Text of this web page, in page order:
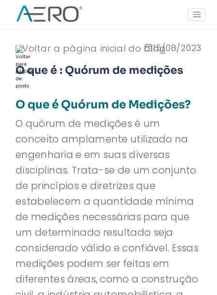
15/08/2023
Voltar a página inicial do blog
O que é : Quórum de medições
O que é Quórum de Medições?
O quórum de medições é um
conceito amplamente utilizado na
engenharia e em suas diversas
disciplinas. Trata-se de um conjunto
de princípios e diretrizes que
estabelecem a quantidade mínima
de medições necessárias para que
um determinado resultado seja
considerado válido e confiável. Essas
medições podem ser feitas em
diferentes áreas, como a construção